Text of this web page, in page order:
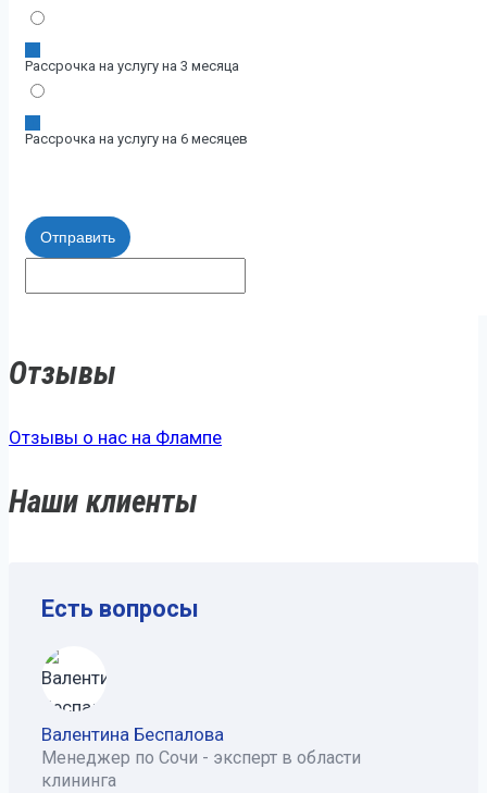
Рассрочка на услугу на 3 месяца
Рассрочка на услугу на 6 месяцев
Отправить
Отзывы
Отзывы о нас на Флампе
Наши клиенты
Есть вопросы
Валентина Беспалова
Менеджер по Сочи - эксперт в области
клининга